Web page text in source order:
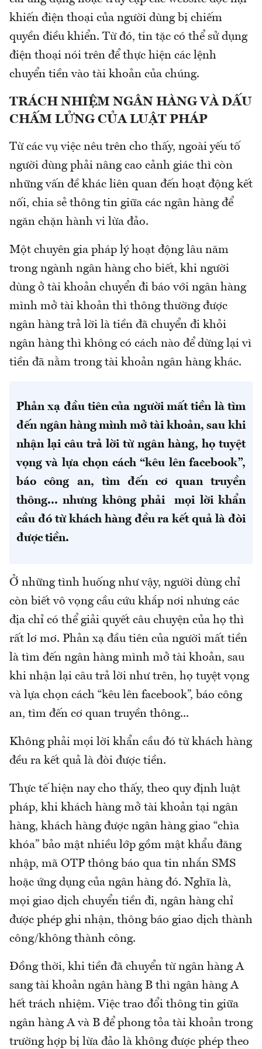
khiến điện thoại của người dùng bị chiếm
quyền điều khiển. Từ đó, tin tặc có thể sử dụng
điện thoại nói trên để thực hiện các lệnh
chuyển tiền vào tài khoản của chúng.
TRÁCH NHIỆM NGÂN HÀNG VÀ DẤU
CHẤM LỬNG CỦA LUẬT PHÁP
Từ các vụ việc nêu trên cho thấy, ngoài yếu tố
người dùng phải nâng cao cảnh giác thì còn
những vấn đề khác liên quan đến hoạt động kết
nối, chia sẻ thông tin giữa các ngân hàng để
ngăn chặn hành vi lừa đảo.
Một chuyên gia pháp lý hoạt động lâu năm
trong ngành ngân hàng cho biết, khi người
dùng ở tài khoản chuyển đi báo với ngân hàng
mình mở tài khoản thì thông thường được
ngân hàng trả lời là tiền đã chuyển đi khỏi
ngân hàng thì không có cách nào để dừng lại vì
tiền đã nằm trong tài khoản ngân hàng khác.
Phản xạ đầu tiên của người mất tiền là tìm
đến ngân hàng mình mở tài khoản, sau khi
nhận lại câu trả lời từ ngân hàng, họ tuyệt
vọng và lựa chọn cách “kêu lên facebook”,
báo công an, tìm đến cơ quan truyền
thông... nhưng không phải mọi lời khẩn
cầu đó từ khách hàng đều ra kết quả là đòi
được tiền.
Ở những tình huống như vậy, người dùng chỉ
còn biết vô vọng cầu cứu khắp nơi nhưng các
địa chỉ có thể giải quyết câu chuyện của họ thì
rất lơ mơ. Phản xạ đầu tiên của người mất tiền
là tìm đến ngân hàng mình mở tài khoản, sau
khi nhận lại câu trả lời như trên, họ tuyệt vọng
và lựa chọn cách “kêu lên facebook”, báo công
an, tìm đến cơ quan truyền thông...
Không phải mọi lời khẩn cầu đó từ khách hàng
đều ra kết quả là đòi được tiền.
Thực tế hiện nay cho thấy, theo quy định luật
pháp, khi khách hàng mở tài khoản tại ngân
hàng, khách hàng được ngân hàng giao “chìa
khóa” bảo mật nhiều lớp gồm mật khẩu đăng
nhập, mã OTP thông báo qua tin nhắn SMS
hoặc ứng dụng của ngân hàng đó. Nghĩa là,
mọi giao dịch chuyển tiền đi, ngân hàng chỉ
được phép ghi nhận, thông báo giao dịch thành
công/không thành công.
Đồng thời, khi tiền đã chuyển từ ngân hàng A
sang tài khoản ngân hàng B thì ngân hàng A
hết trách nhiệm. Việc trao đổi thông tin giữa
ngân hàng A và B để phong tỏa tài khoản trong
trường hợp bị lừa đảo là không được phép theo